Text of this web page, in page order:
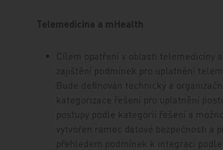
Telemedicína a mHealth
Cílem opatření v oblasti telemedicíny
zajištění podmínek pro uplatnění
Bude definován technický a
kategorizace řešení pro uplatnění
postupy podle kategorií řešení a
vytvořen rámec datové bezpečnosti a
přehledem podmínek k integraci